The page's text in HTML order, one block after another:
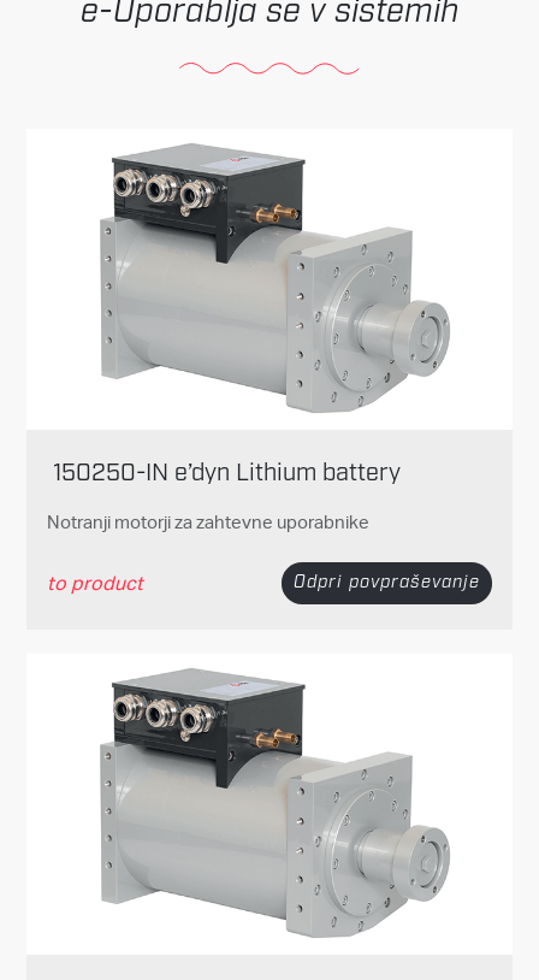
Uporablja se v sistemih
150250-IN e’dyn Lithium battery
Notranji motorji za zahtevne uporabnike
to product Odpri povpraševanje